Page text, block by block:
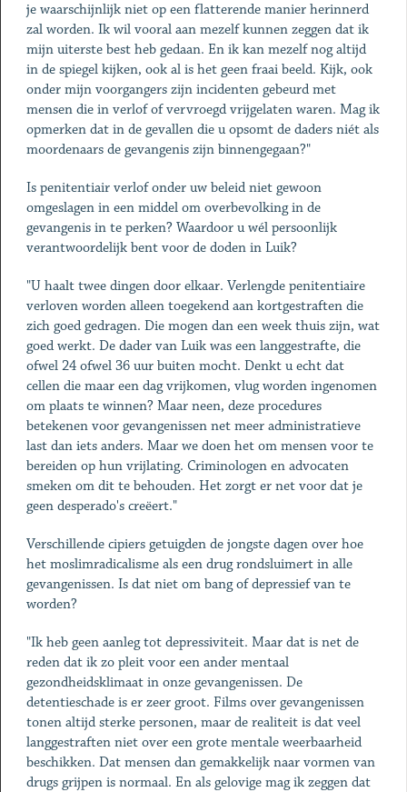
je waarschijnlijk niet op een flatterende manier herinnerd
zal worden. Ik wil vooral aan mezelf kunnen zeggen dat ik
mijn uiterste best heb gedaan. En ik kan mezelf nog altijd
in de spiegel kijken, ook al is het geen fraai beeld. Kijk, ook
onder mijn voorgangers zijn incidenten gebeurd met
mensen die in verlof of vervroegd vrijgelaten waren. Mag ik
opmerken dat in de gevallen die u opsomt de daders niét als
moordenaars de gevangenis zijn binnengegaan?"
Is penitentiair verlof onder uw beleid niet gewoon
omgeslagen in een middel om overbevolking in de
gevangenis in te perken? Waardoor u wél persoonlijk
verantwoordelijk bent voor de doden in Luik?
"U haalt twee dingen door elkaar. Verlengde penitentiaire
verloven worden alleen toegekend aan kortgestraften die
zich goed gedragen. Die mogen dan een week thuis zijn, wat
goed werkt. De dader van Luik was een langgestrafte, die
ofwel 24 ofwel 36 uur buiten mocht. Denkt u echt dat
cellen die maar een dag vrijkomen, vlug worden ingenomen
om plaats te winnen? Maar neen, deze procedures
betekenen voor gevangenissen net meer administratieve
last dan iets anders. Maar we doen het om mensen voor te
bereiden op hun vrijlating. Criminologen en advocaten
smeken om dit te behouden. Het zorgt er net voor dat je
geen desperado's creëert."
Verschillende cipiers getuigden de jongste dagen over hoe
het moslimradicalisme als een drug rondsluimert in alle
gevangenissen. Is dat niet om bang of depressief van te
worden?
"Ik heb geen aanleg tot depressiviteit. Maar dat is net de
reden dat ik zo pleit voor een ander mentaal
gezondheidsklimaat in onze gevangenissen. De
detentieschade is er zeer groot. Films over gevangenissen
tonen altijd sterke personen, maar de realiteit is dat veel
langgestraften niet over een grote mentale weerbaarheid
beschikken. Dat mensen dan gemakkelijk naar vormen van
drugs grijpen is normaal. En als gelovige mag ik zeggen dat